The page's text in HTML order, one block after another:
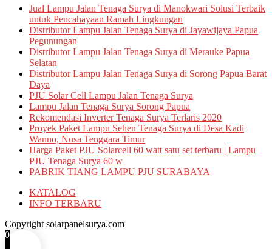
Jual Lampu Jalan Tenaga Surya di Manokwari Solusi Terbaik
untuk Pencahayaan Ramah Lingkungan
Distributor Lampu Jalan Tenaga Surya di Jayawijaya Papua
Pegunungan
Distributor Lampu Jalan Tenaga Surya di Merauke Papua
Selatan
Distributor Lampu Jalan Tenaga Surya di Sorong Papua Barat
Daya
PJU Solar Cell Lampu Jalan Tenaga Surya
Lampu Jalan Tenaga Surya Sorong Papua
Rekomendasi Inverter Tenaga Surya Terlaris 2020
Proyek Paket Lampu Sehen Tenaga Surya di Desa Kadi
Wanno, Nusa Tenggara Timur
Harga Paket PJU Solarcell 60 watt satu set terbaru | Lampu
PJU Tenaga Surya 60 w
PABRIK TIANG LAMPU PJU SURABAYA
KATALOG
INFO TERBARU
Copyright solarpanelsurya.com
0